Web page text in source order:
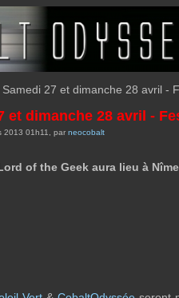
Samedi 27 et dimanche 28 avril -
et dimanche 28 avril -
2013 01h11, par neocobalt
of the Geek aura lieu à